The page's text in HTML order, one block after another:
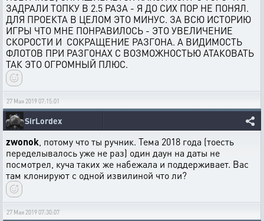
ЗАДРАЛИ ТОПКУ В 2.5 РАЗА - Я ДО СИХ ПОР НЕ ПОНЯЛ.
ДЛЯ ПРОЕКТА В ЦЕЛОМ ЭТО МИНУС. ЗА ВСЮ ИСТОРИЮ
ИГРЫ ЧТО МНЕ ПОНРАВИЛОСЬ - ЭТО УВЕЛИЧЕНИЕ
СКОРОСТИ И СОКРАЩЕНИЕ РАЗГОНА. А ВИДИМОСТЬ
ФЛОТОВ ПРИ РАЗГОНАХ С ВОЗМОЖНОСТЬЮ АТАКОВАТЬ
ТАК ЭТО ОГРОМНЫЙ ПЛЮС.
27 Мая 2019 07:15:01
SirLordex
zwonok , потому что ты ручник. Тема 2018 года (тоесть
переделывалось уже не раз) один даун на даты не
посмотрел, куча таких же набежала и поддерживает. Вас
там клонируют с одной извилиной что ли?
27 Мая 2019 07:30:07